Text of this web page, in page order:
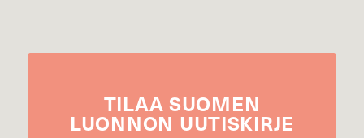
TILAA SUOMEN
LUONNON UUTIS­KIRJE